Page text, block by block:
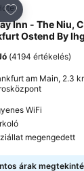
Hozzáadás a
Inn - The Niu,
Ostend By Ihg
(4194 értékelés)
am Main, 2.3
WiFi
megengedett
megjelenítése
árak